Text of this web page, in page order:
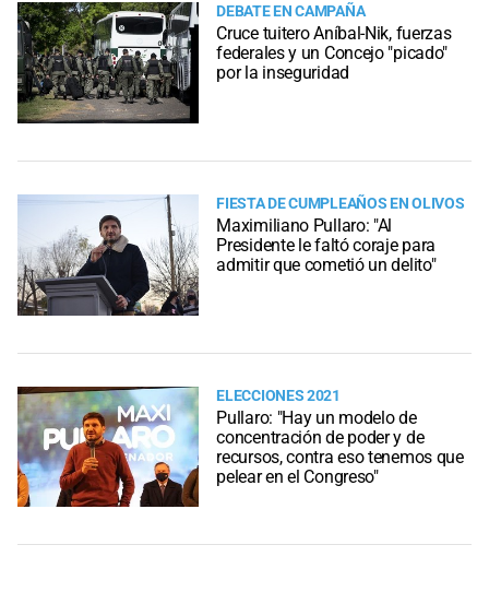
DEBATE EN CAMPAÑA
Cruce tuitero Aníbal-Nik, fuerzas
federales y un Concejo "picado"
por la inseguridad
FIESTA DE CUMPLEAÑOS EN OLIVOS
Maximiliano Pullaro: "Al
Presidente le faltó coraje para
admitir que cometió un delito"
ELECCIONES 2021
Pullaro: "Hay un modelo de
concentración de poder y de
recursos, contra eso tenemos que
pelear en el Congreso"